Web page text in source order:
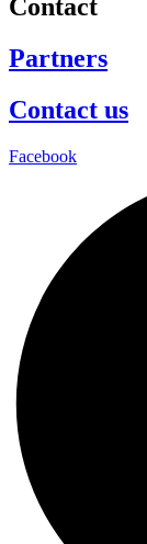
Contact
Partners
Contact us
Facebook